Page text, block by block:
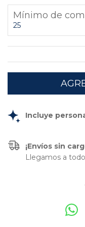
Mínimo de
25
Incluye
¡Envíos sin
Llegamos a